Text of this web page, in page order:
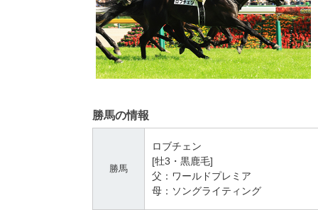
勝馬の情報
勝馬
ロブチェン
[牡3・黒鹿毛]
父：ワールドプレミア
母：ソングライティング